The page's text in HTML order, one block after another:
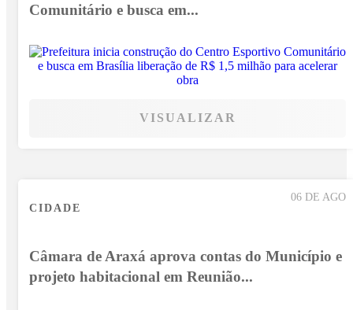
Comunitário e busca em...
VISUALIZAR
06 DE AGO
CIDADE
Câmara de Araxá aprova contas do Município e
projeto habitacional em Reunião...